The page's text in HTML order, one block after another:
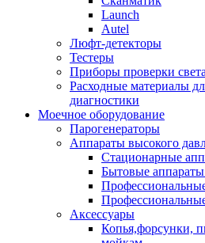
Launch
Autel
Люфт-детекторы
Тестеры
Приборы проверки
Расходные материалы
диагностики
Моечное оборудование
Парогенераторы
Аппараты высокого
Стационарные
Бытовые
Аксессуары
Копья,форсунки,